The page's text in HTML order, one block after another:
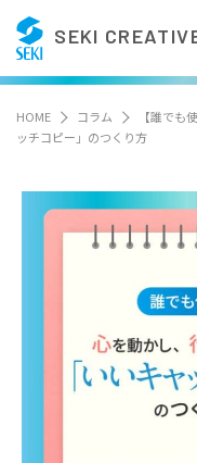
SEKI
HOME コラム
【誰でも
ッチコピー」のつくり方